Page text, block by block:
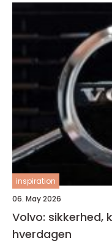
inspiration
06. May 2026
Volvo:
hverdagen